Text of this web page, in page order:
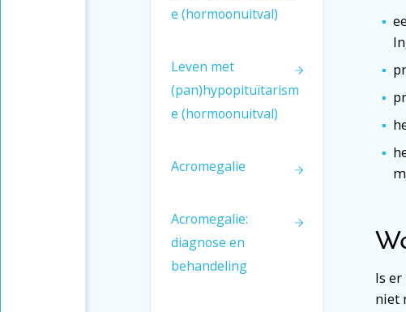
Is
niet
e (hormoonuitval)
Leven met
(pan)hypopituïtarism
e (hormoonuitval)
Acromegalie
Acromegalie:
diagnose en
behandeling